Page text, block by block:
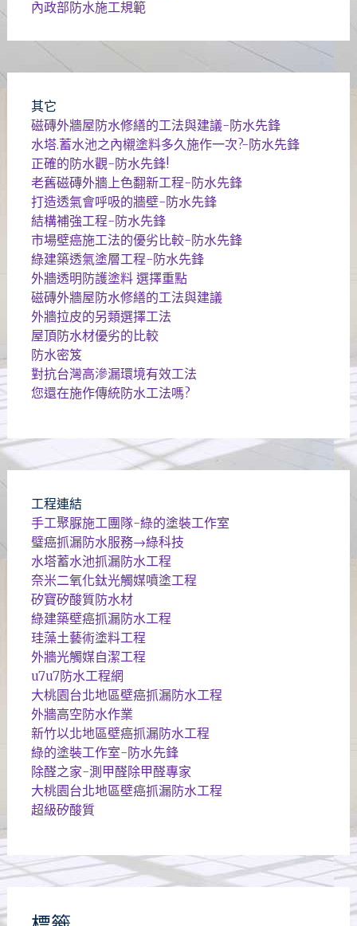
內政部防水施工規範
其它
磁磚外牆屋防水修繕的工法與建議-防水先鋒
水塔.蓄水池之內櫬塗料多久施作一次?-防水先鋒
正確的防水觀-防水先鋒!
老舊磁磚外牆上色翻新工程-防水先鋒
打造透氣會呼吸的牆壁-防水先鋒
結構補強工程-防水先鋒
市場壁癌施工法的優劣比較-防水先鋒
綠建築透氣塗層工程-防水先鋒
外牆透明防護塗料 選擇重點
磁磚外牆屋防水修繕的工法與建議
外牆拉皮的另類選擇工法
屋頂防水材優劣的比較
防水密笈
對抗台灣高滲漏環境有效工法
您還在施作傳統防水工法嗎?
工程連結
手工聚脲施工團隊-綠的塗裝工作室
璧癌抓漏防水服務→綠科技
水塔蓄水池抓漏防水工程
奈米二氧化鈦光觸媒噴塗工程
矽寶矽酸質防水材
綠建築壁癌抓漏防水工程
珪藻土藝術塗料工程
外牆光觸媒自潔工程
u7u7防水工程網
大桃園台北地區壁癌抓漏防水工程
外牆高空防水作業
新竹以北地區壁癌抓漏防水工程
綠的塗裝工作室-防水先鋒
除醛之家-測甲醛除甲醛專家
大桃園台北地區壁癌抓漏防水工程
超級矽酸質